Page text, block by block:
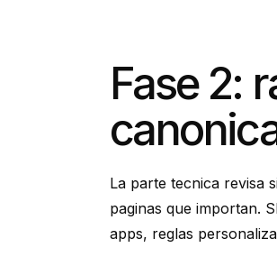
Fase 2:
La parte tecnica revisa
paginas que importan.
apps, reglas